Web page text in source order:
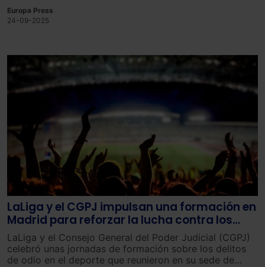
universitaria.
Europa Press
24-09-2025
LaLiga y el CGPJ impulsan una formación en
Madrid para reforzar la lucha contra los
delitos de odio en el deporte
LaLiga y el Consejo General del Poder Judicial (CGPJ)
celebró unas jornadas de formación sobre los delitos
de odio en el deporte que reunieron en su sede de